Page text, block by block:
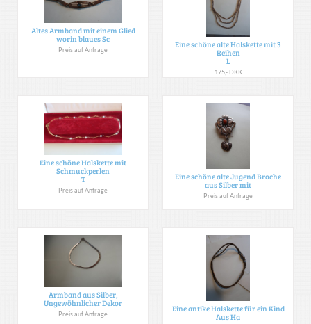
Altes Armband mit einem Glied
worin blaues Sc
Preis auf Anfrage
Eine schöne alte Halskette mit 3
Reihen
L
175,- DKK
Eine schöne Halskette mit
Schmuckperlen
T
Preis auf Anfrage
Eine schöne alte Jugend Broche
aus Silber mit
Preis auf Anfrage
Armband aus Silber,
Ungewöhnlicher Dekor
Preis auf Anfrage
Eine antike Halskette für ein Kind
Aus Ha